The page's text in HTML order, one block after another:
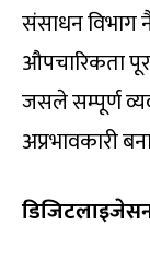
संसाधन विभाग
औपचारिकता
जसले सम्पूर्ण
अप्रभावकारी